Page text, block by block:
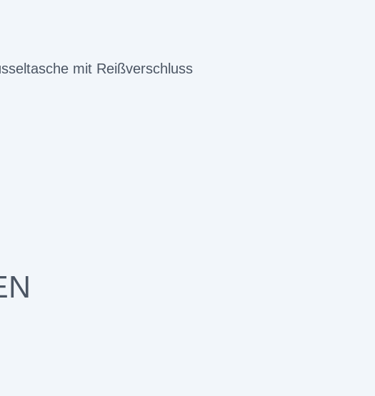
mit Reißverschluss